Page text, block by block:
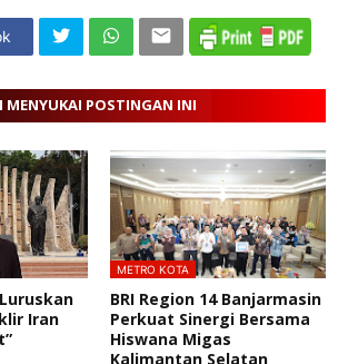
POSTINGAN INI
Iran
METRO KOTA
BRI Region 14 Banjarmasin
Perkuat Sinergi Bersama
Hiswana Migas
Kalimantan Selatan